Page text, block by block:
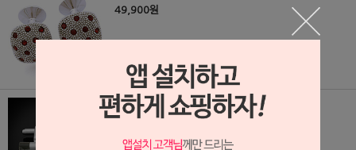
49,900원
(CB/0870) 천연 자개 막대기 커프스 버튼
(GHOON)